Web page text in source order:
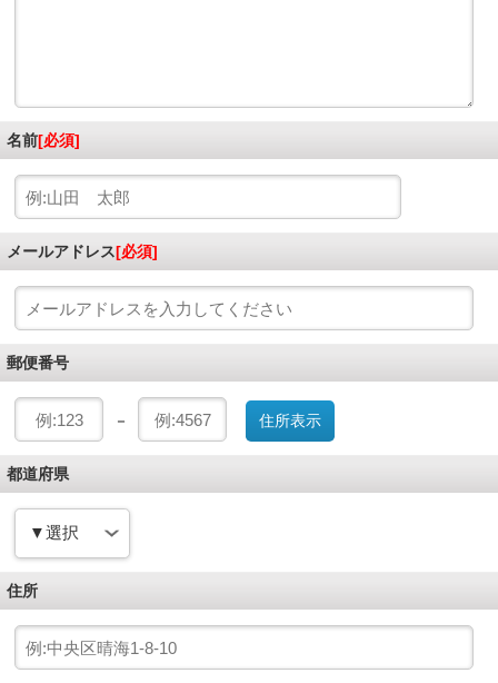
名前[必須]
メールアドレス[必須]
郵便番号
－
都道府県
住所